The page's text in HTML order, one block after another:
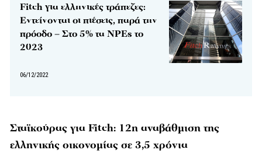
Fitch για ελληνικές τράπεζες:
Εντείνονται οι πιέσεις, παρά την
πρόοδο – Στο 5% τα ΝPEs το
2023
06/12/2022
Σταϊκούρας για Fitch: 12η αναβάθμιση της
ελληνικής οικονομίας σε 3,5 χρόνια